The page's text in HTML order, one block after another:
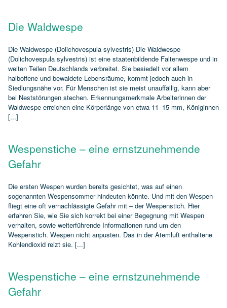
Die Waldwespe
Die Waldwespe (Dolichovespula sylvestris) Die Waldwespe
(Dolichovespula sylvestris) ist eine staatenbildende Faltenwespe und in
weiten Teilen Deutschlands verbreitet. Sie besiedelt vor allem
halboffene und bewaldete Lebensräume, kommt jedoch auch in
Siedlungsnähe vor. Für Menschen ist sie meist unauffällig, kann aber
bei Neststörungen stechen. Erkennungsmerkmale Arbeiterinnen der
Waldwespe erreichen eine Körperlänge von etwa 11–15 mm, Königinnen
[...]
Wespenstiche – eine ernstzunehmende
Gefahr
Die ersten Wespen wurden bereits gesichtet, was auf einen
sogenannten Wespensommer hindeuten könnte. Und mit den Wespen
fliegt eine oft vernachlässigte Gefahr mit – der Wespenstich. Hier
erfahren Sie, wie Sie sich korrekt bei einer Begegnung mit Wespen
verhalten, sowie weiterführende Informationen rund um den
Wespenstich. Wespen nicht anpusten. Das in der Atemluft enthaltene
Kohlendioxid reizt sie. [...]
Wespenstiche – eine ernstzunehmende
Gefahr